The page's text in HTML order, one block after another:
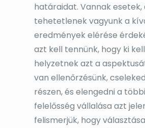
határaidat. Vannak
tehetetlenek vagyunk a
eredmények elérése
azt kell tennünk, hogy ki
helyzetnek azt a
van ellenőrzésünk,
részen, és elengedni a
felelősség vállalása azt
felismerjük, hogy